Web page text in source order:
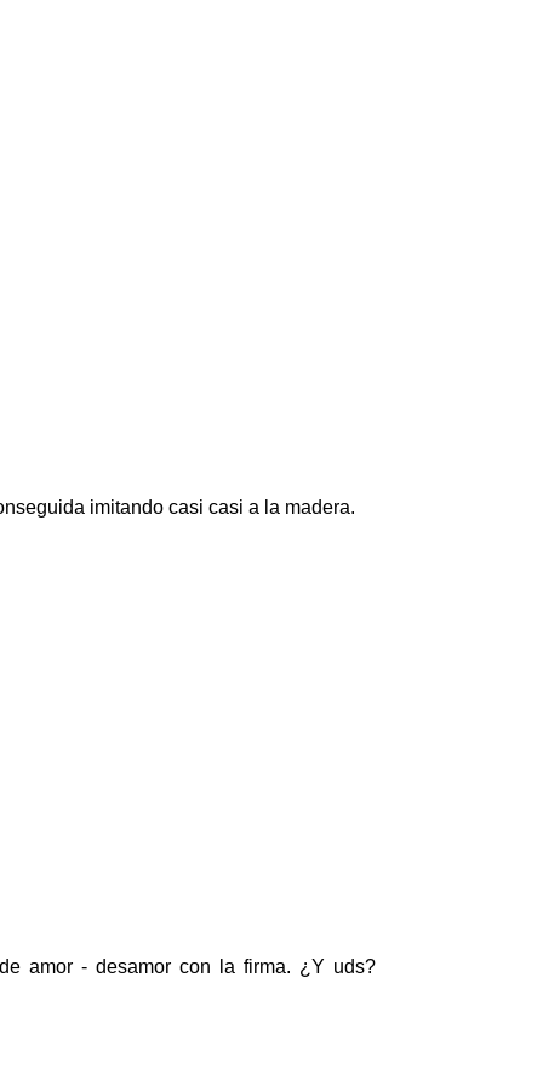
imitando casi casi a la madera.
amor - desamor con la firma. ¿Y uds?